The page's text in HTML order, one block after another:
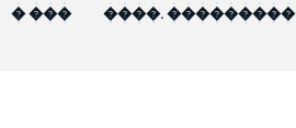
� ��� ����. ���������